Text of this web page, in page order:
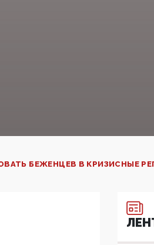
БЕЖЕНЦЕВ В КРИЗИСНЫЕ